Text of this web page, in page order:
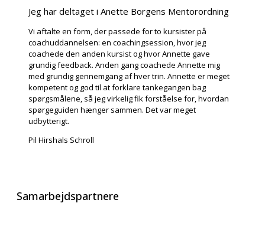
Jeg har deltaget i Anette Borgens Mentorordning
Vi aftalte en form, der passede for to kursister på
coachuddannelsen: en coachingsession, hvor jeg
coachede den anden kursist og hvor Annette gave
grundig feedback. Anden gang coachede Annette mig
med grundig gennemgang af hver trin. Annette er meget
kompetent og god til at forklare tankegangen bag
spørgsmålene, så jeg virkelig fik forståelse for, hvordan
spørgeguiden hænger sammen. Det var meget
udbytterigt.
Pil Hirshals Schroll
Samarbejdspartnere